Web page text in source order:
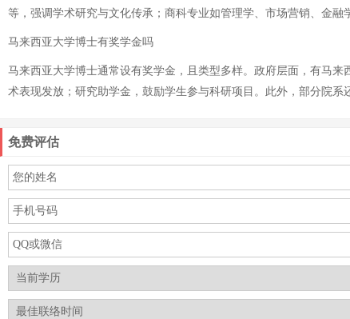
等，强调学术研究与文化传承；商科专业如管理学、市场营销、金
马来西亚大学博士有奖学金吗
马来西亚大学博士通常设有奖学金，且类型多样。政府层面，有马
术表现发放；研究助学金，鼓励学生参与科研项目。此外，部分院
免费评估